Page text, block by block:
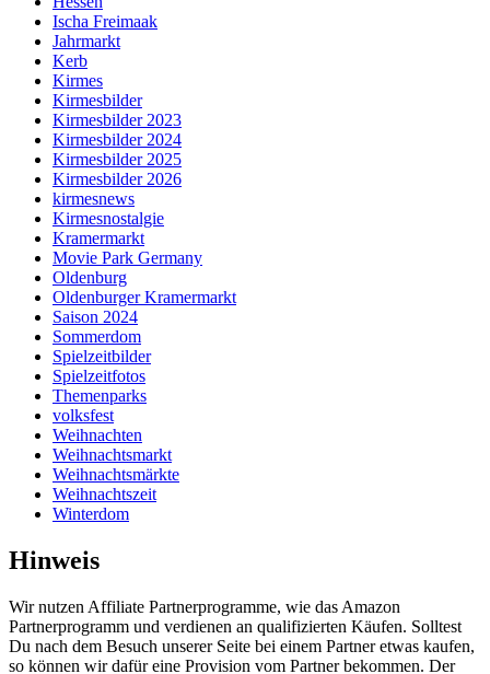
Ischa Freimaak
Jahrmarkt
Kerb
Kirmes
Kirmesbilder
Kirmesbilder 2023
Kirmesbilder 2024
Kirmesbilder 2025
Kirmesbilder 2026
kirmesnews
Kirmesnostalgie
Kramermarkt
Movie Park Germany
Oldenburg
Oldenburger Kramermarkt
Saison 2024
Sommerdom
Spielzeitbilder
Spielzeitfotos
Themenparks
volksfest
Weihnachten
Weihnachtsmarkt
Weihnachtsmärkte
Weihnachtszeit
Winterdom
Hinweis
Wir nutzen Affiliate Partnerprogramme, wie das Amazon
Partnerprogramm und verdienen an qualifizierten Käufen. Solltest
Du nach dem Besuch unserer Seite bei einem Partner etwas kaufen,
so können wir dafür eine Provision vom Partner bekommen. Der